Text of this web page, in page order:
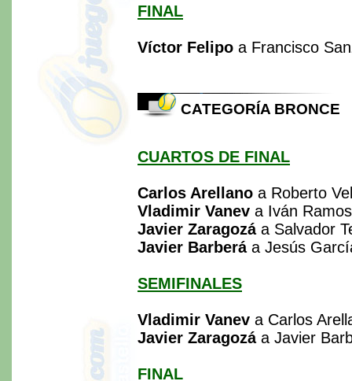
FINAL
Víctor Felipo a Francisco
CATEGORÍA BRONCE
CUARTOS DE FINAL
Carlos Arellano a Roberto
Vladimir Vanev a Iván
Javier Zaragozáa Salvador
Javier Barberáa Jesús
SEMIFINALES
Vladimir Vanev a Carlos
Javier Zaragozáa Javier
FINAL